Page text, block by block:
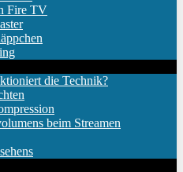
Fire TV
die Technik?
beim Streamen